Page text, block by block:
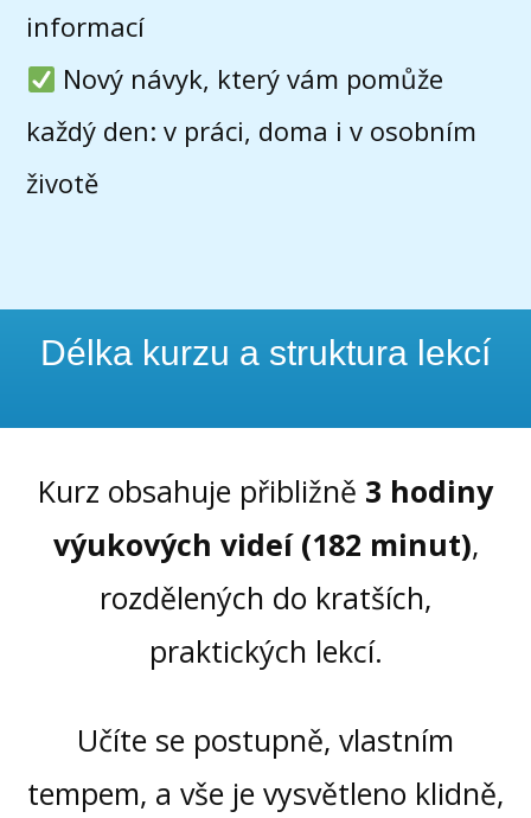
informací
Nový návyk, který vám pomůže
každý den: v práci, doma i v osobním
životě
Délka kurzu a struktura lekcí
Kurz obsahuje přibližně 3 hodiny
výukových videí (182 minut),
rozdělených do kratších,
praktických lekcí.
Učíte se postupně, vlastním
tempem, a vše je vysvětleno klidně,